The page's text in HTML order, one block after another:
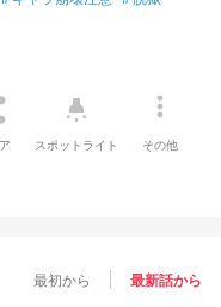
highlight
スポットライト
more_vert
その他
最初から 最新話から